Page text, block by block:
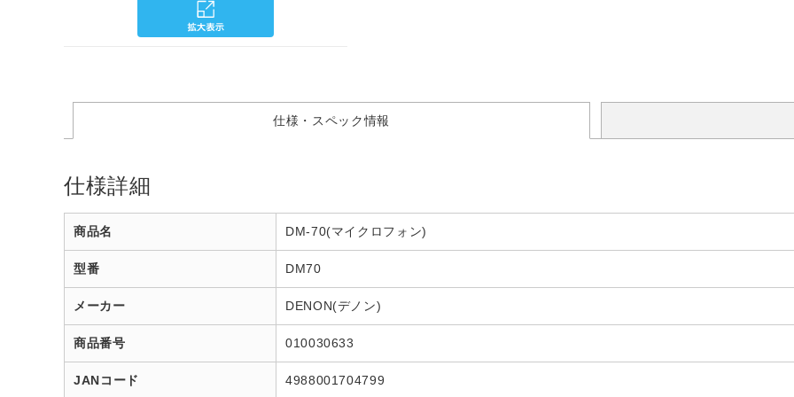
仕様・スペック情報
仕様詳細
商品名 DM-70(マイクロフォン)
型番 DM70
メーカー DENON(デノン)
商品番号 010030633
JANコード 4988001704799